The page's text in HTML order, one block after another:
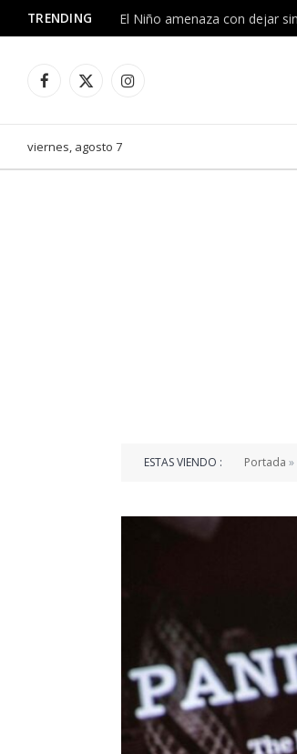
TRENDING
Facebook
X
Instagram
viernes, agosto 7
ESTAS VIENDO : Portada »